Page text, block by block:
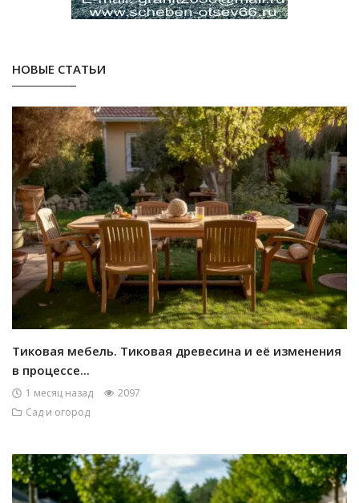
НОВЫЕ СТАТЬИ
Тиковая мебель. Тиковая древесина и её изменения
в процессе...
1 месяц назад
2097
Сад и огород